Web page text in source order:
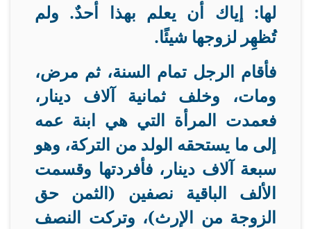
لها: إياك أن يعلم بهذا أحدٌ. ولم
تُظهِر لزوجها شيئًا.
فأقام الرجل تمام السنة، ثم مرض،
ومات، وخلف ثمانية آلاف دينار،
فعمدت المرأة التي هي ابنة عمه
إلى ما يستحقه الولد من التركة، وهو
سبعة آلاف دينار، فأفردتها وقسمت
الألف الباقية نصفين (الثمن حق
الزوجة من الإرث)، وتركت النصف